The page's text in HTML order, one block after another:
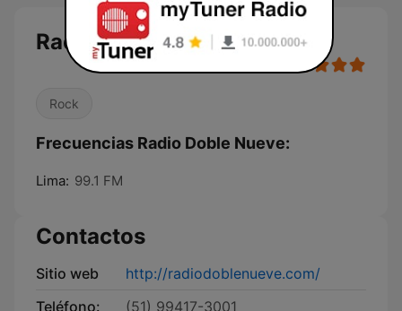
Radio Doble Nueve
Rock
Frecuencias Radio Doble Nueve:
Lima: 99.1 FM
Contactos
Sitio web
http://radiodoblenueve.com/
Teléfono:
(51) 99417-3001